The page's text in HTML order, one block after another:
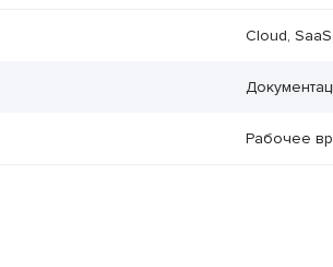
Cloud,
Рабочее